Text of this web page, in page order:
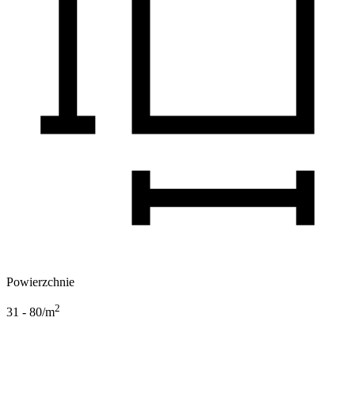
Powierzchnie
31 - 80/m2